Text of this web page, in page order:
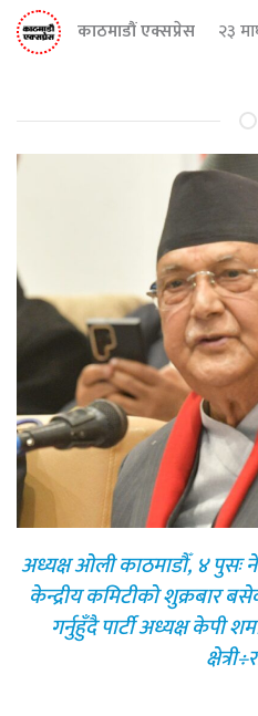
काठमाडौं एक्सप्रेस २३
अध्यक्ष ओली काठमाडौँ, ४ पुसः
केन्द्रीय कमिटीको शुक्रबार
गर्नुहुँदै पार्टी अध्यक्ष केपी